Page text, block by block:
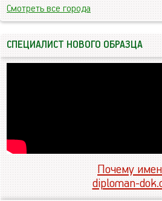
Смотреть все города
СПЕЦИАЛИСТ НОВОГО ОБРАЗЦА
Почему
diploman-